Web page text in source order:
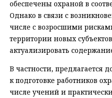
обеспечены охраной в
Однако в связи с
числе с возросшими
территории новых
актуализировать
В частности, предлагается
к подготовке работников
числе учений и